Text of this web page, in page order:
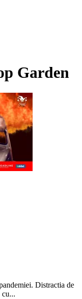
Garden
Distractia de
cu...